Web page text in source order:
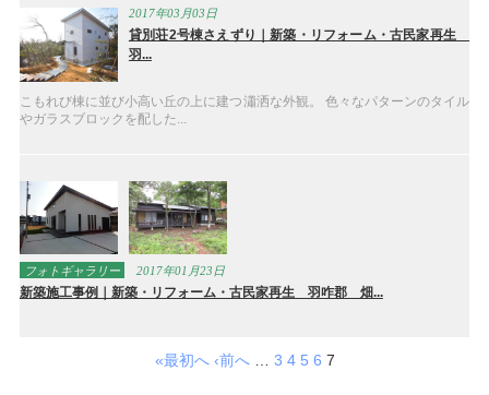
2017年03月03日
貸別荘2号棟さえずり｜新築・リフォーム・古民家再生
羽...
こもれび棟に並び小高い丘の上に建つ瀟洒な外観。 色々なパターンのタイル
やガラスブロックを配した...
フォトギャラリー 2017年01月23日
新築施工事例｜新築・リフォーム・古民家再生 羽咋郡 畑...
«最初へ ‹前へ … 3 4 5 6 7